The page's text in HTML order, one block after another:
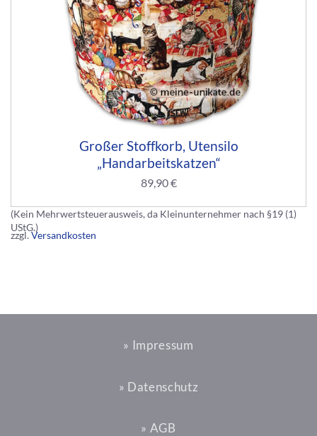
Großer Stoffkorb, Utensilo
„Handarbeitskatzen“
89,90€
(Kein Mehrwertsteuerausweis, da Kleinunternehmer nach §19 (1)
UStG.)
zzgl.Versandkosten
» Impressum
» Datenschutz
» AGB